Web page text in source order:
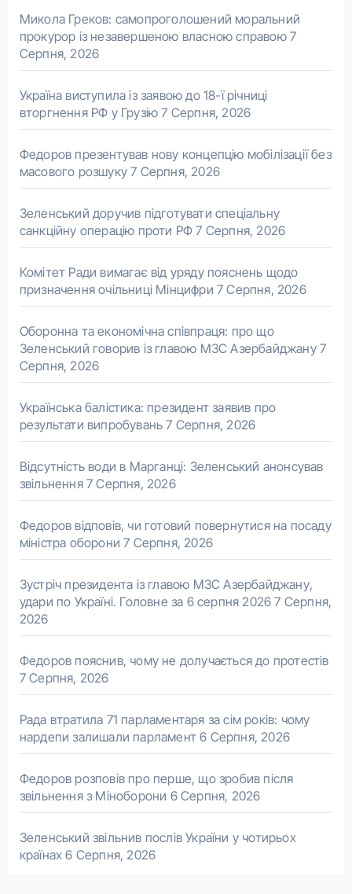
Микола Греков: самопроголошений моральний
прокурор із незавершеною власною справою 7
Серпня, 2026
Україна виступила із заявою до 18-ї річниці
вторгнення РФ у Грузію 7 Серпня, 2026
Федоров презентував нову концепцію мобілізації без
масового розшуку 7 Серпня, 2026
Зеленський доручив підготувати спеціальну
санкційну операцію проти РФ 7 Серпня, 2026
Комітет Ради вимагає від уряду пояснень щодо
призначення очільниці Мінцифри 7 Серпня, 2026
Оборонна та економічна співпраця: про що
Зеленський говорив із главою МЗС Азербайджану 7
Серпня, 2026
Українська балістика: президент заявив про
результати випробувань 7 Серпня, 2026
Відсутність води в Марганці: Зеленський анонсував
звільнення 7 Серпня, 2026
Федоров відповів, чи готовий повернутися на посаду
міністра оборони 7 Серпня, 2026
Зустріч президента із главою МЗС Азербайджану,
удари по Україні. Головне за 6 серпня 2026 7 Серпня,
2026
Федоров пояснив, чому не долучається до протестів
7 Серпня, 2026
Рада втратила 71 парламентаря за сім років: чому
нардепи залишали парламент 6 Серпня, 2026
Федоров розповів про перше, що зробив після
звільнення з Міноборони 6 Серпня, 2026
Зеленський звільнив послів України у чотирьох
країнах 6 Серпня, 2026